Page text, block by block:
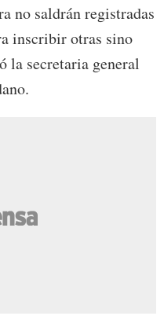
no saldrán registradas
inscribir otras sino
la secretaria general